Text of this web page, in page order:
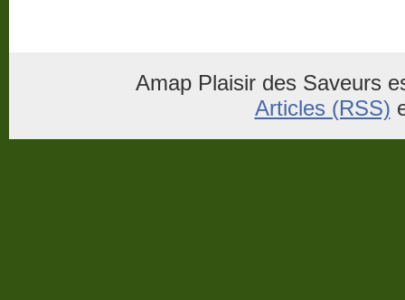
Amap Plaisir des Saveurs
Articles (RSS)